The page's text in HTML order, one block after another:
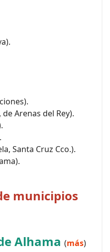
Arenas del Rey).
.
Santa Cruz Cco.).
municipios
Alhama (más)